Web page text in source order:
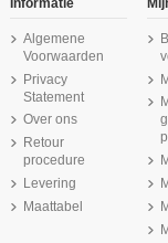
2 a 3 dagen
Beeren Dames heupslip
2Pack Wit
Beeren Dames hemd
Feeling Wit
Beeren Heren singlet
Beeren Meisjes slip
Informatie
Algemene
Voorwaarden
Privacy
Statement
Over ons
Retour
procedure
Levering
Maattabel